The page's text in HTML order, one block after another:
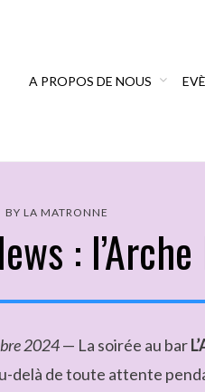
A PROPOS DE NOUS
BY LA MATRONNE
:
2024— La soirée au bar
delà de toute attente